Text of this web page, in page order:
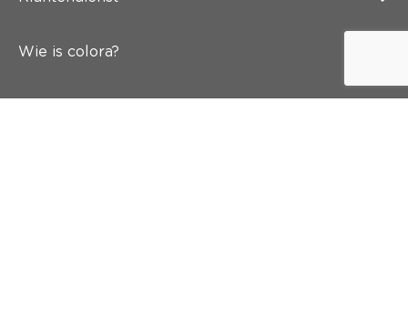
Wie is colora?